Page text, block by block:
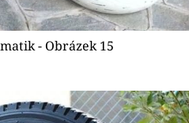
- Obrázek 15